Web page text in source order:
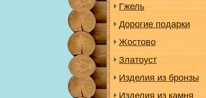
Гжель
Дорогие подарки
Жостово
Златоуст
Изделия из бронзы
Изделия из камня